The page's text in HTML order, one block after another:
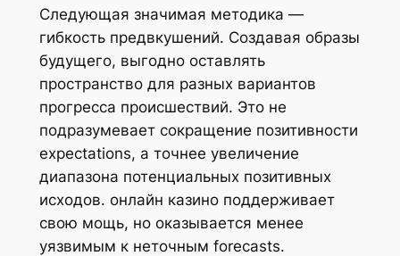
Следующая значимая методика —
гибкость предвкушений. Создавая образы
будущего, выгодно оставлять
пространство для разных вариантов
прогресса происшествий. Это не
подразумевает сокращение позитивности
expectations, а точнее увеличение
диапазона потенциальных позитивных
исходов. онлайн казино поддерживает
свою мощь, но оказывается менее
уязвимым к неточным forecasts.